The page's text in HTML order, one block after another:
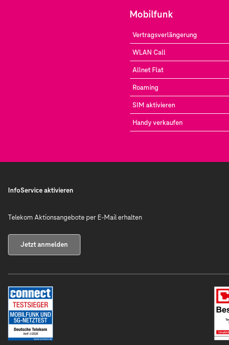
Mobilfunk
Vertragsverlängerung
WLAN Call
Allnet Flat
Roaming
SIM aktivieren
Handy verkaufen
InfoService aktivieren
Telekom Aktionsangebote per E-Mail erhalten
Jetzt anmelden